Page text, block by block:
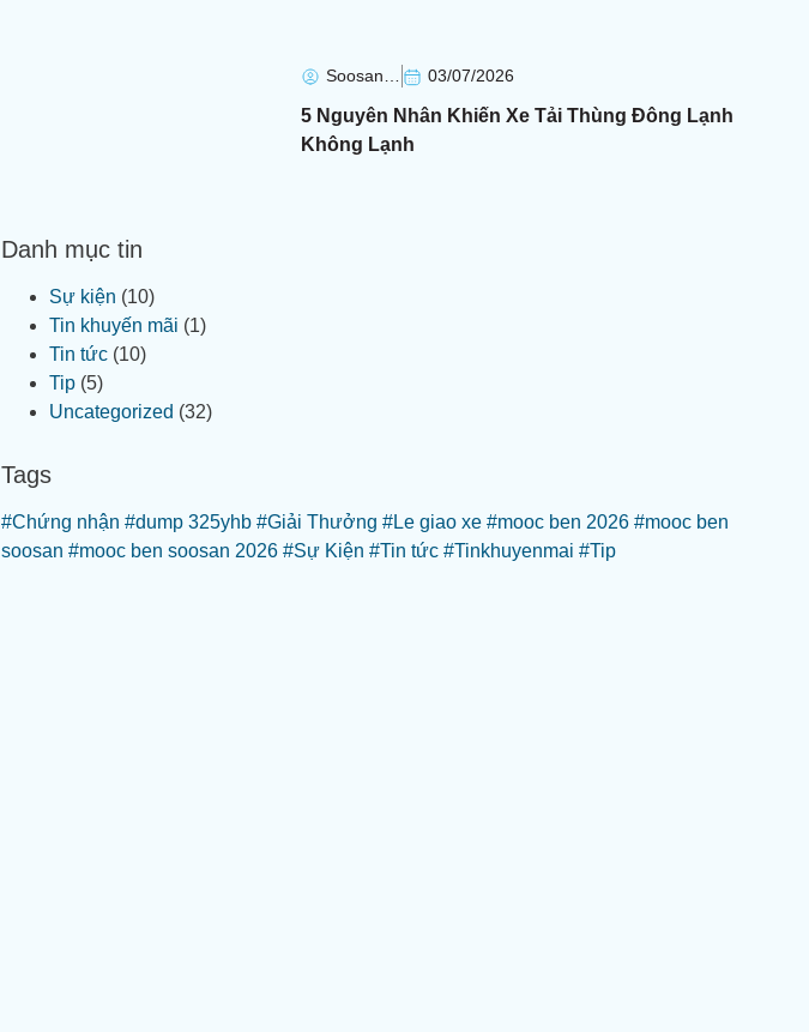
Soosan Soosan 03/07/2026
5 Nguyên Nhân Khiến Xe Tải Thùng Đông Lạnh
Không Lạnh
Danh mục tin
Sự kiện (10)
Tin khuyến mãi (1)
Tin tức (10)
Tip (5)
Uncategorized (32)
Tags
#Chứng nhận #dump 325yhb #Giải Thưởng #Le giao xe #mooc ben 2026 #mooc ben
soosan #mooc ben soosan 2026 #Sự Kiện #Tin tức #Tinkhuyenmai #Tip